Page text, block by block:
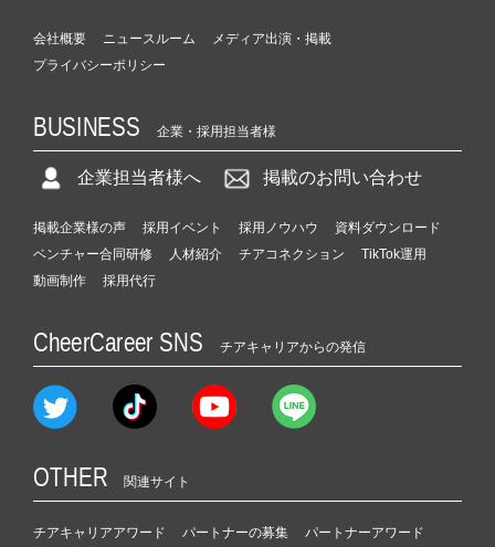
会社概要 ニュースルーム
メディア出演・掲載
プライバシーポリシー
BUSINESS 企業・採用担当者様
企業担当者様へ 掲載のお問い合わせ
掲載企業様の声 採用イベント 採用ノウハウ
資料ダウンロード
ベンチャー合同研修
人材紹介 チアコネクション
TikTok運用
動画制作
採用代行
CheerCareer SNS チアキャリアからの発信
OTHER 関連サイト
チアキャリアアワード パートナーの募集 パートナーアワード